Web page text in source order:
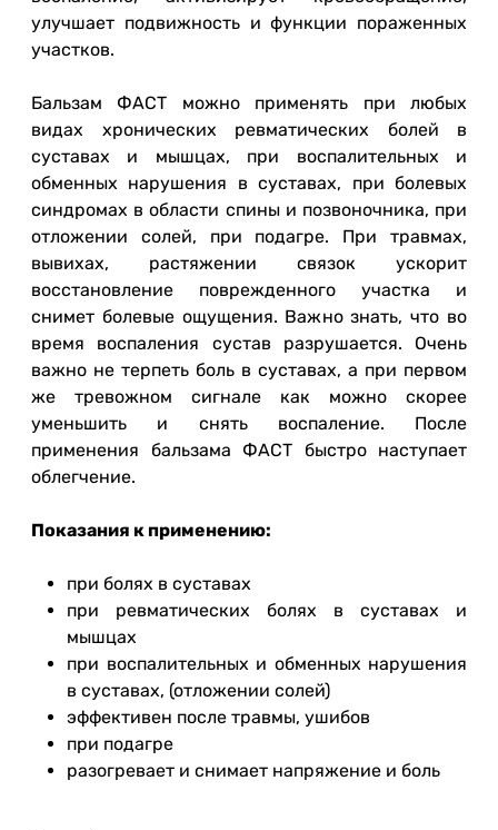
улучшает подвижность и функции пораженных
участков.
Бальзам ФАСТ можно применять при любых
видах хронических ревматических болей в
суставах и мышцах, при воспалительных и
обменных нарушения в суставах, при болевых
синдромах в области спины и позвоночника, при
отложении солей, при подагре. При травмах,
вывихах, растяжении связок ускорит
восстановление поврежденного участка и
снимет болевые ощущения. Важно знать, что во
время воспаления сустав разрушается. Очень
важно не терпеть боль в суставах, а при первом
же тревожном сигнале как можно скорее
уменьшить и снять воспаление. После
применения бальзама ФАСТ быстро наступает
облегчение.
Показания к применению:
при болях в суставах
при ревматических болях в суставах и
мышцах
при воспалительных и обменных нарушения
в суставах, (отложении солей)
эффективен после травмы, ушибов
при подагре
разогревает и снимает напряжение и боль